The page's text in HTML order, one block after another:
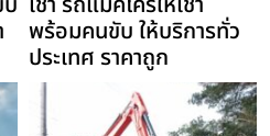
พร้อมคนขับ ให้บริการทั่ว
ประเทศ ราคาถูก